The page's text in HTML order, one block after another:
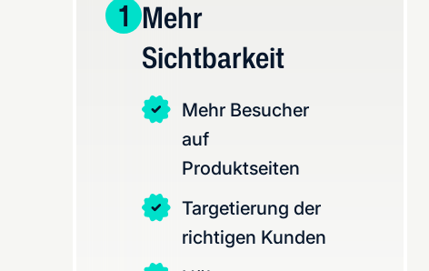
1 Mehr
Sichtbarkeit
Mehr Besucher
auf
Produktseiten
Targetierung der
richtigen Kunden